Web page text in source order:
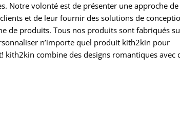
Notre volonté est de présenter une approche de
et de leur fournir des solutions de
de produits. Tous nos produits sont fabriqués
n’importe quel produit kith2kin pour
kith2kin combine des designs romantiques avec